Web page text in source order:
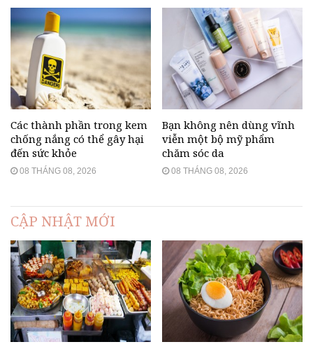
Các thành phần trong kem
chống nắng có thể gây hại
đến sức khỏe
08 THÁNG 08, 2026
Bạn không nên dùng vĩnh
viễn một bộ mỹ phẩm
chăm sóc da
08 THÁNG 08, 2026
CẬP NHẬT MỚI